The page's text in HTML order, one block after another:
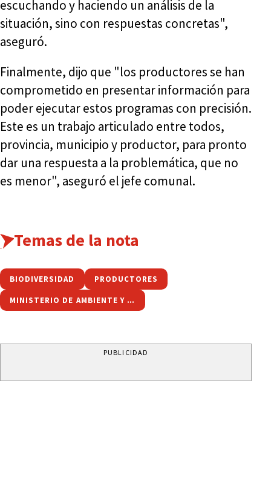
escuchando y haciendo un análisis de la
situación, sino con respuestas concretas",
aseguró.
Finalmente, dijo que "los productores se han
comprometido en presentar información para
poder ejecutar estos programas con precisión.
Este es un trabajo articulado entre todos,
provincia, municipio y productor, para pronto
dar una respuesta a la problemática, que no
es menor", aseguró el jefe comunal.
Temas de la nota
BIODIVERSIDAD PRODUCTORES
MINISTERIO DE AMBIENTE Y CAMBIO CLIMÁTICO
PUBLICIDAD